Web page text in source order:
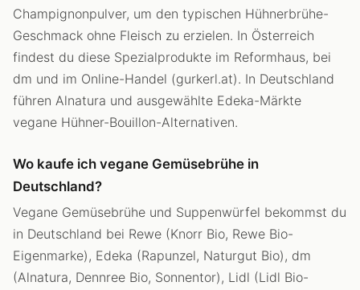
Champignonpulver, um den typischen Hühnerbrühe-
Geschmack ohne Fleisch zu erzielen. In Österreich
findest du diese Spezialprodukte im Reformhaus, bei
dm und im Online-Handel (gurkerl.at). In Deutschland
führen Alnatura und ausgewählte Edeka-Märkte
vegane Hühner-Bouillon-Alternativen.
Wo kaufe ich vegane Gemüsebrühe in
Deutschland?
Vegane Gemüsebrühe und Suppenwürfel bekommst du
in Deutschland bei Rewe (Knorr Bio, Rewe Bio-
Eigenmarke), Edeka (Rapunzel, Naturgut Bio), dm
(Alnatura, Dennree Bio, Sonnentor), Lidl (Lidl Bio-